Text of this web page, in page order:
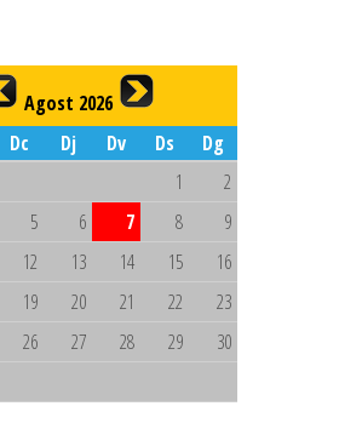
Agost 2026
Dc Dj Dv Ds
Dg
1
2
5 6 7 8
9
12 13 14 15
16
19 20 21 22
23
26 27 28 29
30